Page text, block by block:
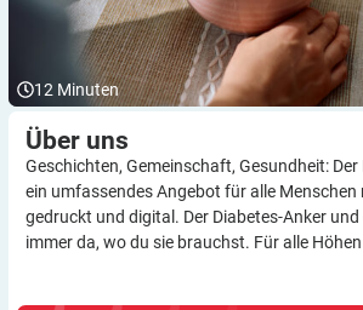
12 Minuten
Über uns
Geschichten, Gemeinschaft, Gesundheit:
ein umfassendes Angebot für alle Menschen
gedruckt und digital. Der Diabetes-Anker
immer da, wo du sie brauchst. Für alle